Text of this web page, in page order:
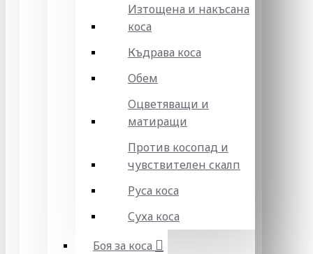
Изтощена и накъсана
коса
Къдрава коса
Обем
Оцветяващи и
матиращи
Против косопад и
чувствителен скалп
Руса коса
Суха коса
Боя за коса